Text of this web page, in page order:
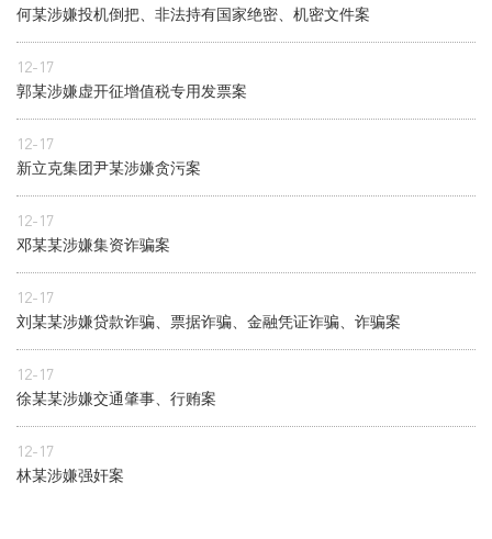
何某涉嫌投机倒把、非法持有国家绝密、机密文件案
12-17
郭某涉嫌虚开征增值税专用发票案
12-17
新立克集团尹某涉嫌贪污案
12-17
邓某某涉嫌集资诈骗案
12-17
刘某某涉嫌贷款诈骗、票据诈骗、金融凭证诈骗、诈骗案
12-17
徐某某涉嫌交通肇事、行贿案
12-17
林某涉嫌强奸案